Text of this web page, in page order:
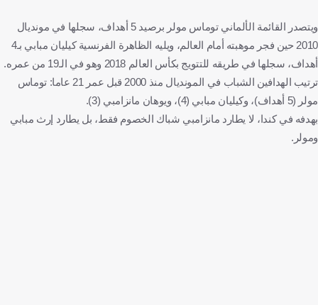
ويتصدر القائمة الألماني توماس مولر برصيد 5 أهداف، سجلها في مونديال
2010 حين فجر موهبته أمام العالم، ويليه الظاهرة الفرنسية كيليان مبابي بـ4
أهداف، سجلها في طريقه للتتويج بكأس العالم 2018 وهو في الـ19 من عمره.
ترتيب الهدافين الشباب في المونديال منذ 2000 قبل عمر 21 عاما: توماس
مولر (5 أهداف)، وكيليان مبابي (4)، ويوهان مانزامبي (3).
بهدفه في كندا، لا يطارد مانزامبي شباك الخصوم فقط، بل يطارد إرث مبابي
ومولر.